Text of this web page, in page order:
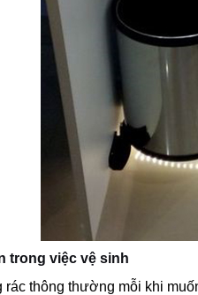
trong việc vệ sinh
rác thông thường mỗi khi